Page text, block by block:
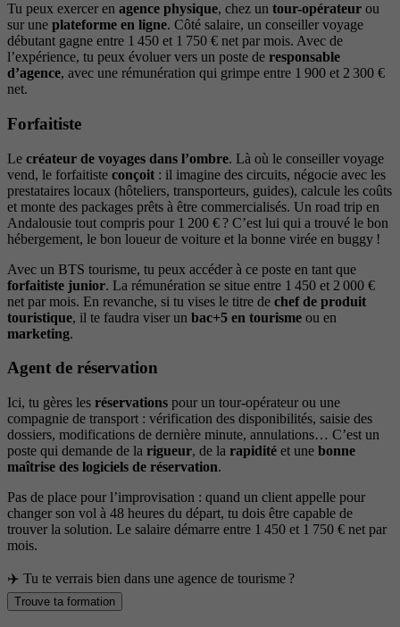
Tu peux exercer en agence physique, chez un tour-opérateur ou
sur une plateforme en ligne. Côté salaire, un conseiller voyage
débutant gagne entre 1 450 et 1 750 € net par mois. Avec de
l’expérience, tu peux évoluer vers un poste de responsable
d’agence, avec une rémunération qui grimpe entre 1 900 et 2 300 €
net.
Forfaitiste
Le créateur de voyages dans l’ombre. Là où le conseiller voyage
vend, le forfaitiste conçoit : il imagine des circuits, négocie avec les
prestataires locaux (hôteliers, transporteurs, guides), calcule les coûts
et monte des packages prêts à être commercialisés. Un road trip en
Andalousie tout compris pour 1 200 € ? C’est lui qui a trouvé le bon
hébergement, le bon loueur de voiture et la bonne virée en buggy !
Avec un BTS tourisme, tu peux accéder à ce poste en tant que
forfaitiste junior. La rémunération se situe entre 1 450 et 2 000 €
net par mois. En revanche, si tu vises le titre de chef de produit
touristique, il te faudra viser un bac+5 en tourisme ou en
marketing.
Agent de réservation
Ici, tu gères les réservations pour un tour-opérateur ou une
compagnie de transport : vérification des disponibilités, saisie des
dossiers, modifications de dernière minute, annulations… C’est un
poste qui demande de la rigueur, de la rapidité et une bonne
maîtrise des logiciels de réservation.
Pas de place pour l’improvisation : quand un client appelle pour
changer son vol à 48 heures du départ, tu dois être capable de
trouver la solution. Le salaire démarre entre 1 450 et 1 750 € net par
mois.
✈️ Tu te verrais bien dans une agence de tourisme ?
Trouve ta formation